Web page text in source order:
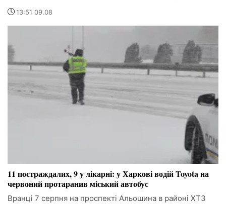
13:51 09.08
11 постраждалих, 9 у лікарні: у Харкові водій Toyota на
червоний протаранив міський автобус
Вранці 7 серпня на проспекті Альошина в районі ХТЗ